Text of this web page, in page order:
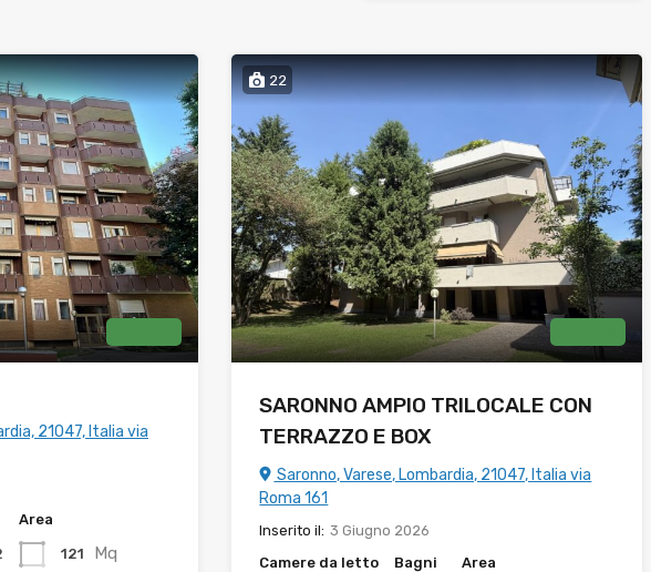
21047, Italia via
Area
121 Mq
22
SARONNO AMPIO TRILOCALE CON
TERRAZZO E BOX
Saronno, Varese, Lombardia, 21047, Italia via
Roma 161
Inserito il: 3 Giugno 2026
Camere da letto
Bagni Area